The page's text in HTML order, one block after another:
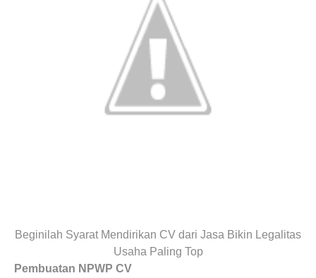
Beginilah Syarat Mendirikan CV dari Jasa Bikin Legalitas
Usaha Paling Top
Pembuatan NPWP CV